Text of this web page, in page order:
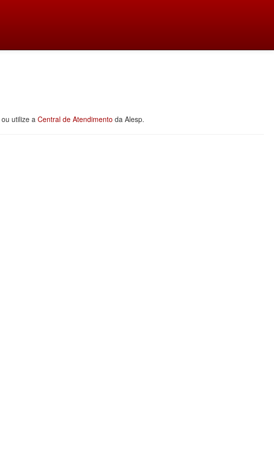
ou utilize a Central de Atendimento da Alesp.